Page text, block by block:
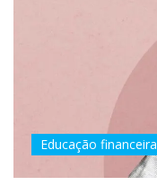
Educação financeira